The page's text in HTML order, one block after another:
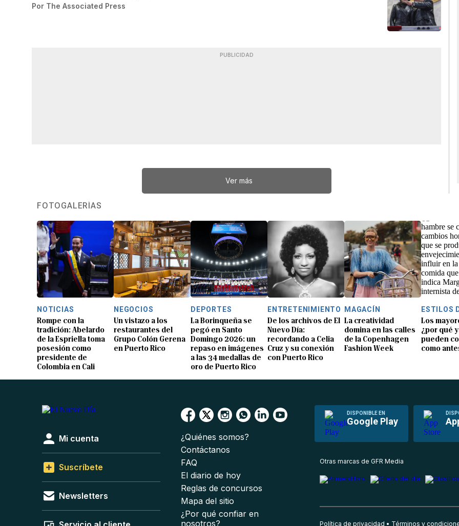
Por The Associated Press
PUBLICIDAD
Ver más
FOTOGALERÍAS
NOTICIAS
Rompe con la
tradición: Abelardo
de la Espriella toma
posesión como
presidente de
Colombia en Cali
NEGOCIOS
Un vistazo a los
restaurantes del
Grupo Colón Gerena
en Puerto Rico
DEPORTES
La Borinqueña se
pegó en Santo
Domingo 2026: un
repaso en imágenes
a las 34 medallas de
oro de Puerto Rico
ENTRETENIMIENTO
De los archivos de El
Nuevo Día:
recordando a Celia
Cruz y su conexión
con Puerto Rico
MAGACÍN
La creatividad
domina en las calles
de la Copenhagen
Fashion Week
ESTILOS
Los
¿por qué
pueden
como
DISPONIBLE EN
Google Play
Mi cuenta
Suscríbete
Newsletters
¿Quiénes somos?
Contáctanos
FAQ
El diario de hoy
Reglas de concursos
Mapa del sitio
¿Por qué confiar en
nosotros?
Otras marcas de GFR Media
Política de privacidad Términos y